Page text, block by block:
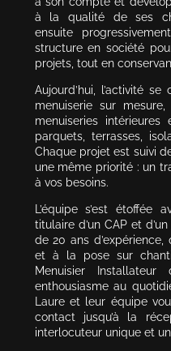
à la qualité de ses
ensuite
structure en société
projets, tout en
Aujourd’hui, l’activité
menuiserie sur
menuiseries intérieures
parquets, terrasses,
Chaque projet est suivi
une même priorité : un
à vos besoins.
L’équipe s’est étoffée
titulaire d’un CAP et
de 20 ans
et à la pose sur
Menuisier
enthousiasme au
Laure et leur équipe
contact jusqu’à la
interlocuteur unique et